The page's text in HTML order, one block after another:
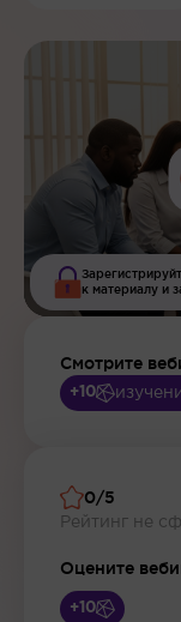
к материалу и
Смотрите
+10
0/5
Рейтинг не
Оцените
+10